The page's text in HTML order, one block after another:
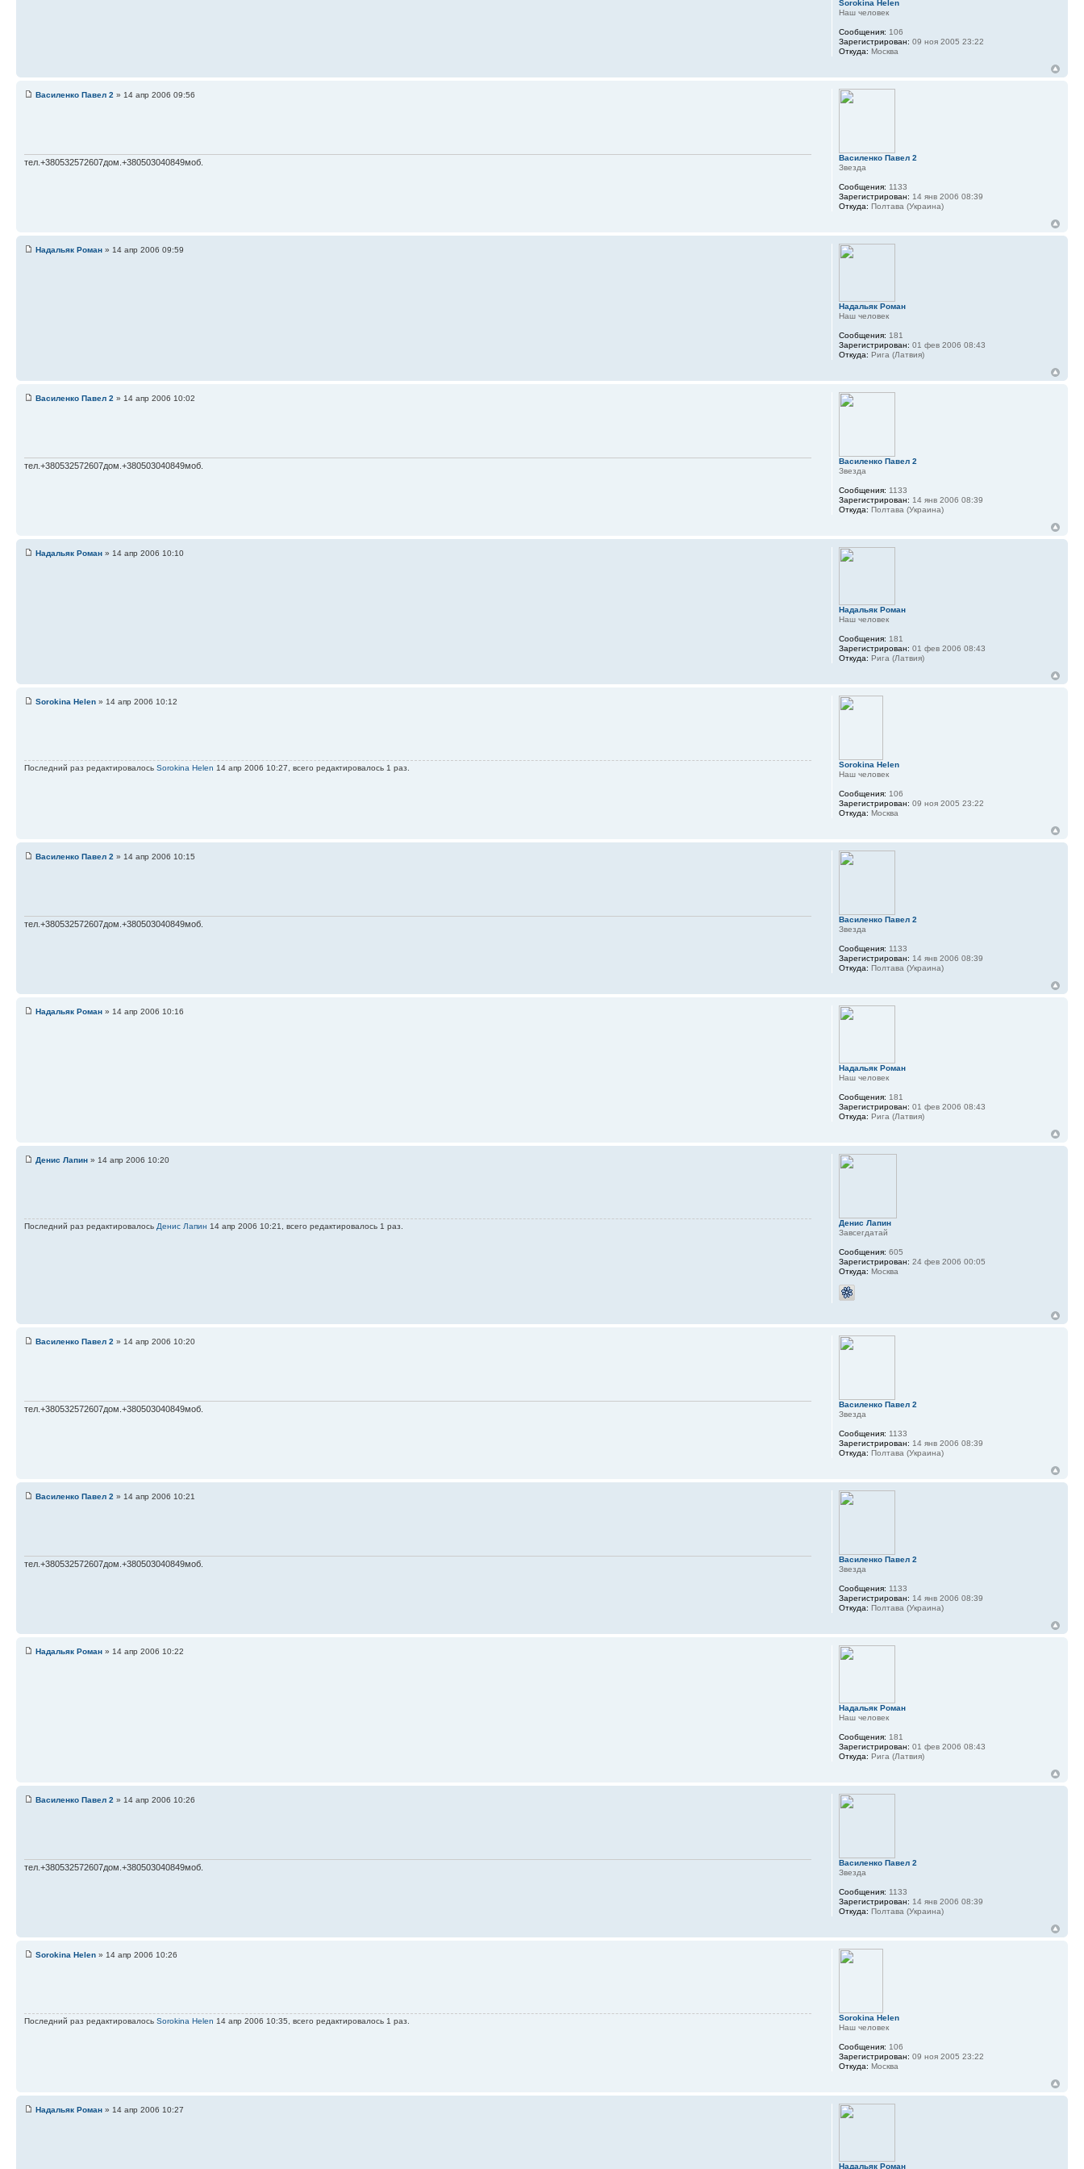
Sorokina Helen
Наш человек
Сообщения: 106
Зарегистрирован: 09 ноя 2005 23:22
Откуда: Москва
Василенко Павел 2 » 14 апр 2006 09:56
тел.+380532572607дом.+380503040849моб.
Василенко Павел 2
Звезда
Сообщения: 1133
Зарегистрирован: 14 янв 2006 08:39
Откуда: Полтава (Украина)
Надальяк Роман » 14 апр 2006 09:59
Надальяк Роман
Наш человек
Сообщения: 181
Зарегистрирован: 01 фев 2006 08:43
Откуда: Рига (Латвия)
Василенко Павел 2 » 14 апр 2006 10:02
тел.+380532572607дом.+380503040849моб.
Василенко Павел 2
Звезда
Сообщения: 1133
Зарегистрирован: 14 янв 2006 08:39
Откуда: Полтава (Украина)
Надальяк Роман » 14 апр 2006 10:10
Надальяк Роман
Наш человек
Сообщения: 181
Зарегистрирован: 01 фев 2006 08:43
Откуда: Рига (Латвия)
Sorokina Helen » 14 апр 2006 10:12
Последний раз редактировалось Sorokina Helen 14 апр 2006 10:27, всего редактировалось 1 раз.
Sorokina Helen
Наш человек
Сообщения: 106
Зарегистрирован: 09 ноя 2005 23:22
Откуда: Москва
Василенко Павел 2 » 14 апр 2006 10:15
тел.+380532572607дом.+380503040849моб.
Василенко Павел 2
Звезда
Сообщения: 1133
Зарегистрирован: 14 янв 2006 08:39
Откуда: Полтава (Украина)
Надальяк Роман » 14 апр 2006 10:16
Надальяк Роман
Наш человек
Сообщения: 181
Зарегистрирован: 01 фев 2006 08:43
Откуда: Рига (Латвия)
Денис Лапин » 14 апр 2006 10:20
Последний раз редактировалось Денис Лапин 14 апр 2006 10:21, всего редактировалось 1 раз.
Денис Лапин
Завсегдатай
Сообщения: 605
Зарегистрирован: 24 фев 2006 00:05
Откуда: Москва
Василенко Павел 2 » 14 апр 2006 10:20
тел.+380532572607дом.+380503040849моб.
Василенко Павел 2
Звезда
Сообщения: 1133
Зарегистрирован: 14 янв 2006 08:39
Откуда: Полтава (Украина)
Василенко Павел 2 » 14 апр 2006 10:21
тел.+380532572607дом.+380503040849моб.
Василенко Павел 2
Звезда
Сообщения: 1133
Зарегистрирован: 14 янв 2006 08:39
Откуда: Полтава (Украина)
Надальяк Роман » 14 апр 2006 10:22
Надальяк Роман
Наш человек
Сообщения: 181
Зарегистрирован: 01 фев 2006 08:43
Откуда: Рига (Латвия)
Василенко Павел 2 » 14 апр 2006 10:26
тел.+380532572607дом.+380503040849моб.
Василенко Павел 2
Звезда
Сообщения: 1133
Зарегистрирован: 14 янв 2006 08:39
Откуда: Полтава (Украина)
Sorokina Helen » 14 апр 2006 10:26
Последний раз редактировалось Sorokina Helen 14 апр 2006 10:35, всего редактировалось 1 раз.
Sorokina Helen
Наш человек
Сообщения: 106
Зарегистрирован: 09 ноя 2005 23:22
Откуда: Москва
Надальяк Роман » 14 апр 2006 10:27
Надальяк Роман